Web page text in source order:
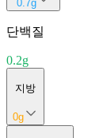
0.7g
단백질
0.2g
지방
0g